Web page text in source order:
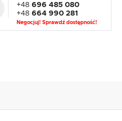
+48 696 485 080
+48 664 990 281
Negocjuj! Sprawdź dostępność!